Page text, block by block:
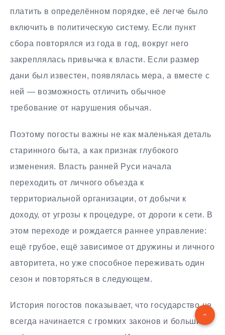
платить в определённом порядке, её легче было
включить в политическую систему. Если пункт
сбора повторялся из года в год, вокруг него
закреплялась привычка к власти. Если размер
дани был известен, появлялась мера, а вместе с
ней — возможность отличить обычное
требование от нарушения обычая.
Поэтому погосты важны не как маленькая деталь
старинного быта, а как признак глубокого
изменения. Власть ранней Руси начала
переходить от личного объезда к
территориальной организации, от добычи к
доходу, от угрозы к процедуре, от дороги к сети. В
этом переходе и рождается раннее управление:
ещё грубое, ещё зависимое от дружины и личного
авторитета, но уже способное переживать один
сезон и повторяться в следующем.
История погостов показывает, что государство не
всегда начинается с громких законов и больших